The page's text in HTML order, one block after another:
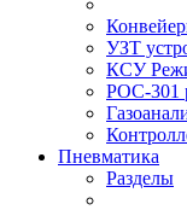
УЗТ
КСУ
РОС-301
Пневматика
Разделы